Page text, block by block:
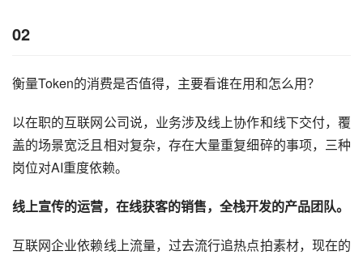
02
衡量Token的消费是否值得，主要看谁在用和怎么用？
以在职的互联网公司说，业务涉及线上协作和线下交付，覆
盖的场景宽泛且相对复杂，存在大量重复细碎的事项，三种
岗位对AI重度依赖。
线上宣传的运营，在线获客的销售，全栈开发的产品团队。
互联网企业依赖线上流量，过去流行追热点拍素材，现在的